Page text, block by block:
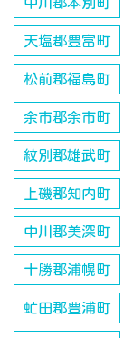
中川郡本別町
天塩郡豊富町
松前郡福島町
余市郡余市町
紋別郡雄武町
上磯郡知内町
中川郡美深町
十勝郡浦幌町
虻田郡豊浦町